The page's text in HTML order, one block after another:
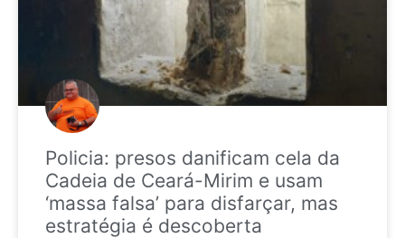
Policia: presos danificam cela da
Cadeia de Ceará-Mirim e usam
‘massa falsa’ para disfarçar, mas
estratégia é descoberta